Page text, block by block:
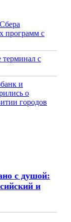
программ с
с
и
о
городов
с душой:
и